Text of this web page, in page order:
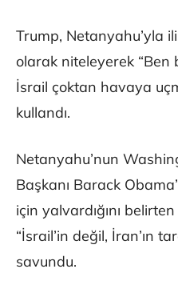
Trump, Netanyahu’yla
olarak niteleyerek “Ben
İsrail çoktan havaya
kullandı.
Netanyahu’nun
Başkanı Barack
için yalvardığını
“İsrail’in değil, İran’ın
savundu.